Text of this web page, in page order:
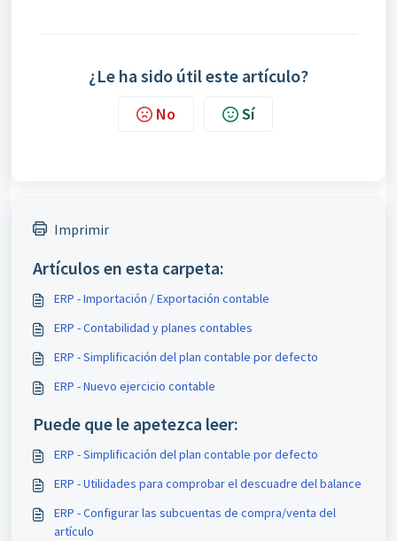
¿Le ha sido útil este artículo?
No Sí
Imprimir
Artículos en esta carpeta:
ERP - Importación / Exportación contable
ERP - Contabilidad y planes contables
ERP - Simplificación del plan contable por defecto
ERP - Nuevo ejercicio contable
Puede que le apetezca leer:
ERP - Simplificación del plan contable por defecto
ERP - Utilidades para comprobar el descuadre del balance
ERP - Configurar las subcuentas de compra/venta del
artículo